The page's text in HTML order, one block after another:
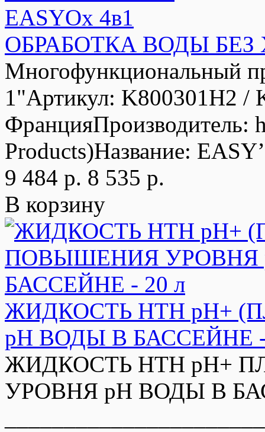
ОБРАБОТКА ВОДЫ БЕЗ
Многофункциональный
1"Артикул: K800301H2 /
ФранцияПроизводитель:
Products)Название:
9 484 р. 8 535 р.
В корзину
ЖИДКОСТЬ HTH pH+
pH ВОДЫ В БАССЕЙНЕ -
ЖИДКОСТЬ HTH pH+
УРОВНЯ pH ВОДЫ В